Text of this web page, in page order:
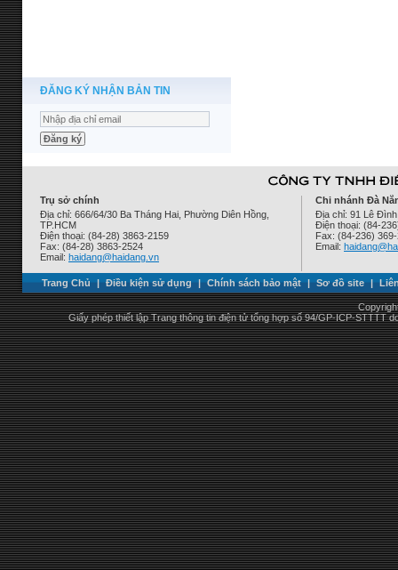
ĐĂNG KÝ NHẬN BẢN TIN
Trụ sở chính
Địa chỉ: 666/64/30 Ba Tháng Hai, Phường Diên Hồng,
TP.HCM
Điện thoại: (84-28) 3863-2159
Fax: (84-28) 3863-2524
Email: haidang@haidang.vn
Chi nhánh Đà
Địa chỉ: 91 Lê
Điện thoại: (84-
Fax: (84-236)
Email:
Trang Chủ | Điều kiện sử dụng | Chính sách bảo mật | Sơ đồ site |
Giấy phép thiết lập Trang thông tin điện tử tổng hợp số 94/GP-ICP-STTTT